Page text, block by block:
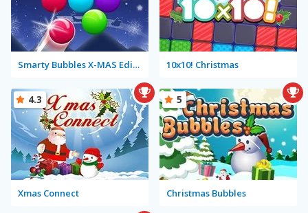
Smarty Bubbles X-MAS Edition 10x10! Christmas
Xmas Connect
4.3
Christmas Bubbles
5